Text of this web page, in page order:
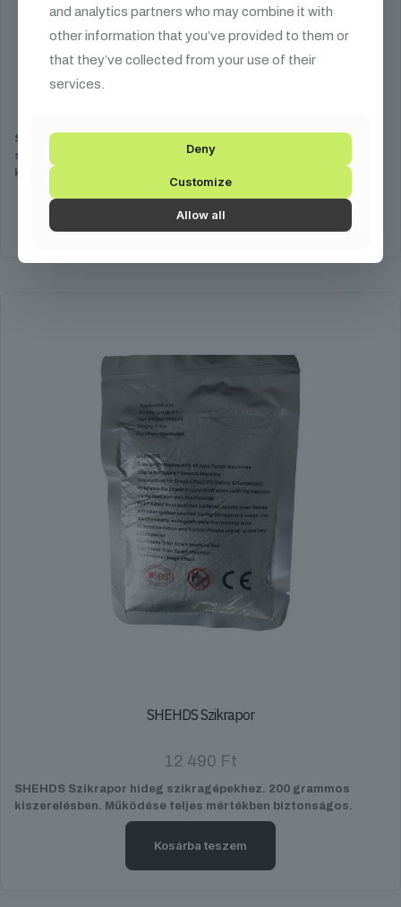
SHEHDS Szikragép Upside Down
SHEHDS Szikragép Upside Down az esküvők,
szórakozóhelyek és különleges események elengedhetetlen
kelléke. Működésével a varázslatos hangulat garantált.
Kosárba teszem
SHEHDS Szikrapor
12 490 Ft
SHEHDS Szikrapor hideg szikragépekhez. 200 grammos
kiszerelésben. Működése teljes mértékben biztonságos.
Kosárba teszem
and analytics partners who may combine it with
other information that you’ve provided to them or
that they’ve collected from your use of their
services.
Deny
Customize
Allow all